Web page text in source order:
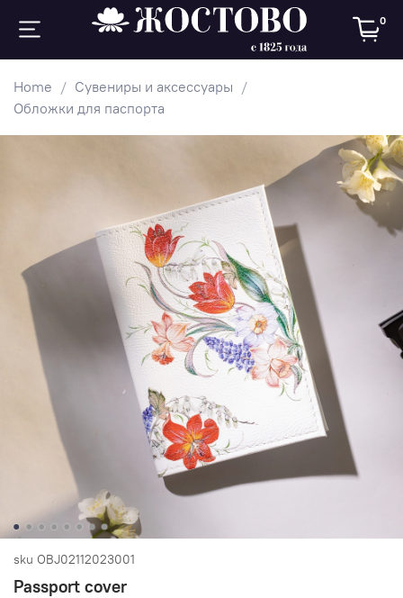
0
Home
Сувениры и аксессуары
Обложки для паспорта
sku OBJ02112023001
Passport cover